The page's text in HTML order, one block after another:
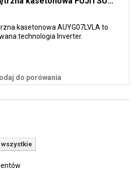
kasetonowa AUYG07LVLA to
technologia Inverter.
do porówania
wszystkie